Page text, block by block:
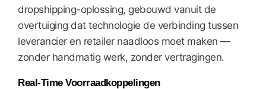
dropshipping-oplossing, gebouwd vanuit de
overtuiging dat technologie de verbinding tussen
leverancier en retailer naadloos moet maken —
zonder handmatig werk, zonder vertragingen.
Real-Time Voorraadkoppelingen